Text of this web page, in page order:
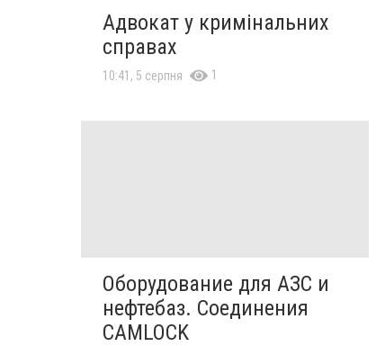
Адвокат у кримінальних
справах
10:41, 5 серпня 1
Оборудование для АЗС и
нефтебаз. Соединения
CAMLOCK